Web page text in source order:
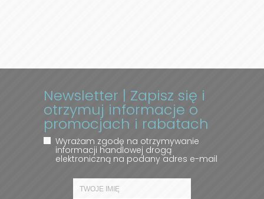
Newsletter | Zapisz się i
otrzymuj informacje o
promocjach i rabatach
Wyrażam zgodę na otrzymywanie
informacji handlowej drogą
elektroniczną na podany adres e-mail